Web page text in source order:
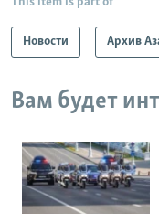
Новости Архив
Вам будет